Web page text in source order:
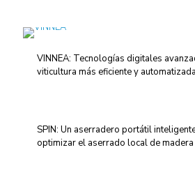
VINNEA: Tecnologías digitales
viticultura más eficiente y automatizada
SPIN: Un aserradero portátil
optimizar el aserrado local de madera